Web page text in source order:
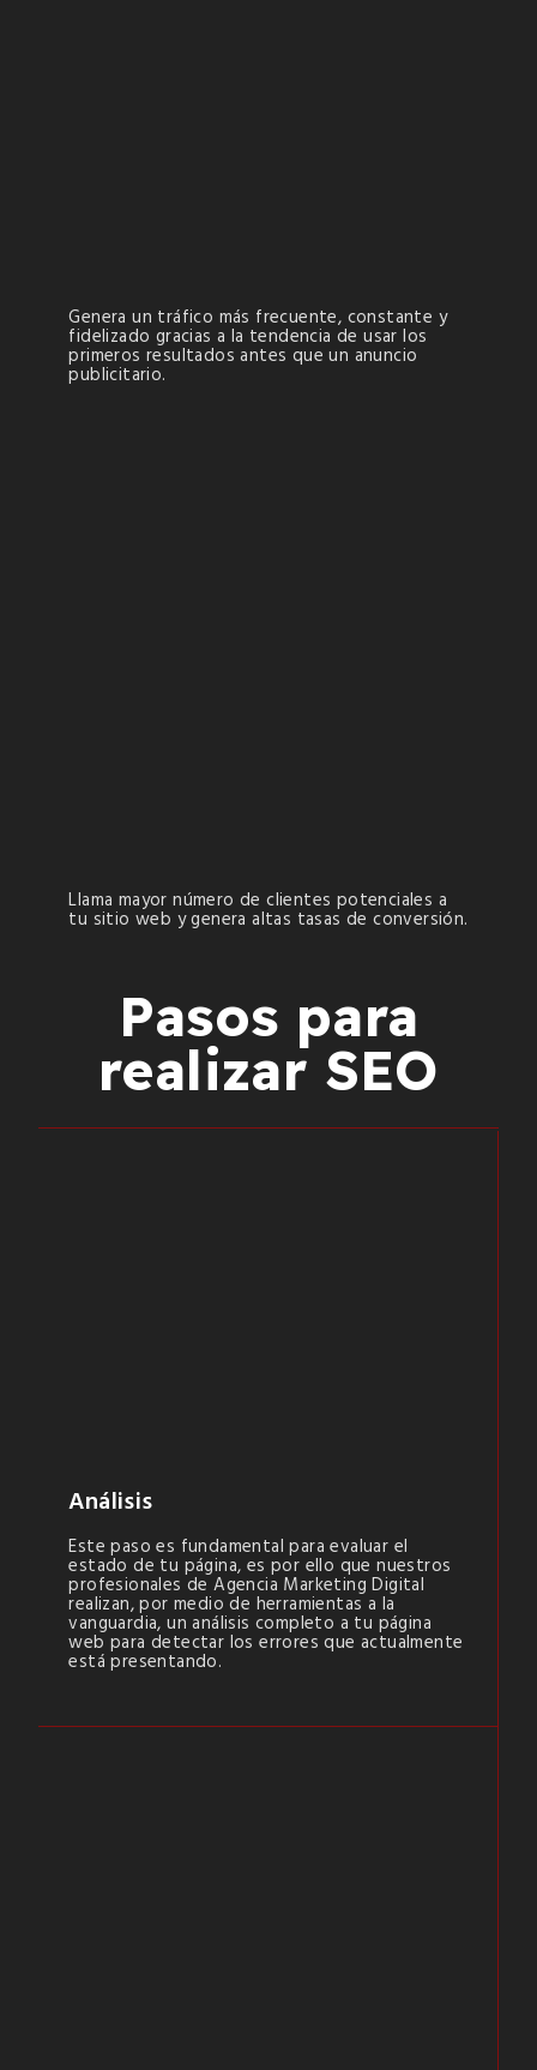
Genera un tráfico más frecuente, constante y
fidelizado gracias a la tendencia de usar los
primeros resultados antes que un anuncio
publicitario.
Llama mayor número de clientes potenciales a
tu sitio web y genera altas tasas de conversión.
Pasos para
realizar SEO
Análisis
Este paso es fundamental para evaluar el
estado de tu página, es por ello que nuestros
profesionales de Agencia Marketing Digital
realizan, por medio de herramientas a la
vanguardia, un análisis completo a tu página
web para detectar los errores que actualmente
está presentando.